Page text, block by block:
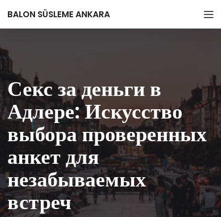
BALON SÜSLEME ANKARA
Секс за деньги в
Адлере: Искусство
выбора проверенных
анкет для
незабываемых
встреч